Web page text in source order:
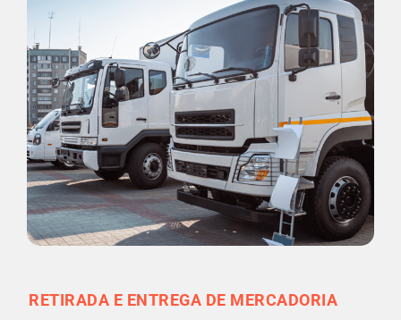
RETIRADA E ENTREGA DE MERCADORIA